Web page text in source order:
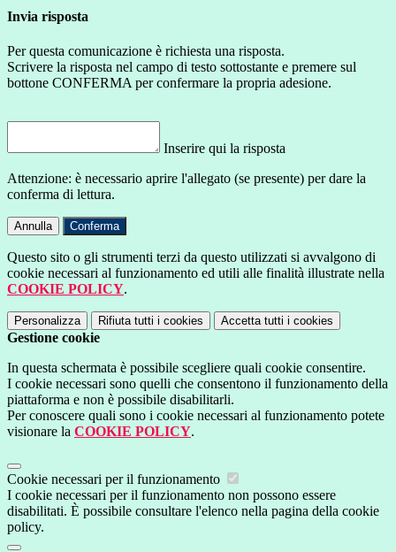
Invia risposta
Per questa comunicazione è richiesta una risposta.
Scrivere la risposta nel campo di testo sottostante e premere sul
bottone CONFERMA per confermare la propria adesione.
Inserire qui la risposta
Attenzione: è necessario aprire l'allegato (se presente) per dare la
conferma di lettura.
Annulla Conferma
Questo sito o gli strumenti terzi da questo utilizzati si avvalgono di
cookie necessari al funzionamento ed utili alle finalità illustrate nella
COOKIE POLICY.
Personalizza Rifiuta tutti i cookies Accetta tutti i cookies
Gestione cookie
In questa schermata è possibile scegliere quali cookie consentire.
I cookie necessari sono quelli che consentono il funzionamento della
piattaforma e non è possibile disabilitarli.
Per conoscere quali sono i cookie necessari al funzionamento potete
visionare la COOKIE POLICY.
Cookie necessari per il funzionamento
I cookie necessari per il funzionamento non possono essere
disabilitati. È possibile consultare l'elenco nella pagina della cookie
policy.